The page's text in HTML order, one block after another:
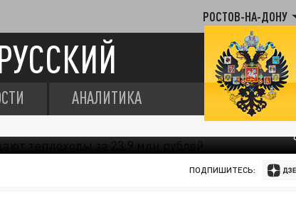
РОСТОВ-НА-ДОНУ
АНАЛИТИКА
ПОДПИШИТЕСЬ: